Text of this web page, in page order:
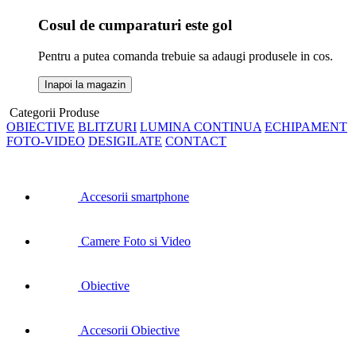
Cosul de cumparaturi este gol
Pentru a putea comanda trebuie sa adaugi produsele in cos.
Inapoi la magazin
Categorii Produse
OBIECTIVE BLITZURI LUMINA CONTINUA ECHIPAMENT
FOTO-VIDEO DESIGILATE CONTACT
Accesorii smartphone
Camere Foto si Video
Obiective
Accesorii Obiective